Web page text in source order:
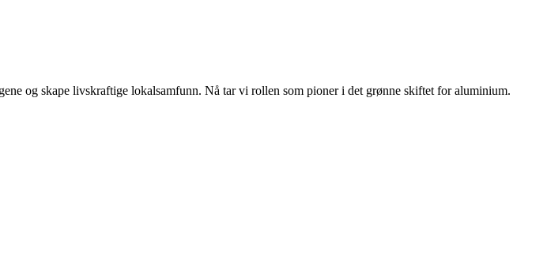
og skape livskraftige lokalsamfunn. Nå tar vi rollen som pioner i det grønne skiftet for aluminium.